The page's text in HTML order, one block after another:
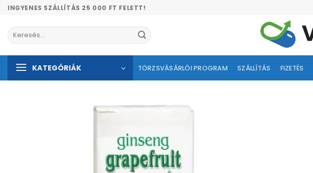
Skip
content
INGYENES SZÁLLÍTÁS 25 000 FT FELETT!
Keresés
a
KATEGÓRIÁK TÖRZSVÁSÁRLÓI PROGRAM SZÁLLÍTÁS FIZETÉS